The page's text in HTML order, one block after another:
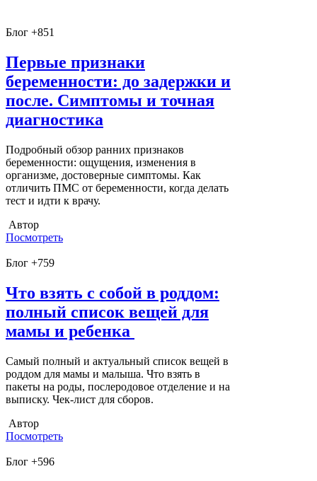
Блог +851
Первые признаки
беременности: до задержки и
после. Симптомы и точная
диагностика
Подробный обзор ранних признаков
беременности: ощущения, изменения в
организме, достоверные симптомы. Как
отличить ПМС от беременности, когда делать
тест и идти к врачу.
Автор
Посмотреть
Блог +759
Что взять с собой в роддом:
полный список вещей для
мамы и ребенка
Самый полный и актуальный список вещей в
роддом для мамы и малыша. Что взять в
пакеты на роды, послеродовое отделение и на
выписку. Чек-лист для сборов.
Автор
Посмотреть
Блог +596